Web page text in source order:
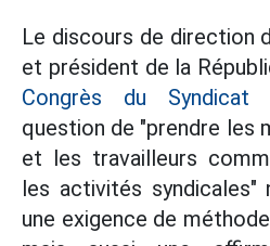
Le discours de direction
et président de la
Congrès du Syndicat
question de "prendre les
et les travailleurs
les activités syndicales"
une exigence de